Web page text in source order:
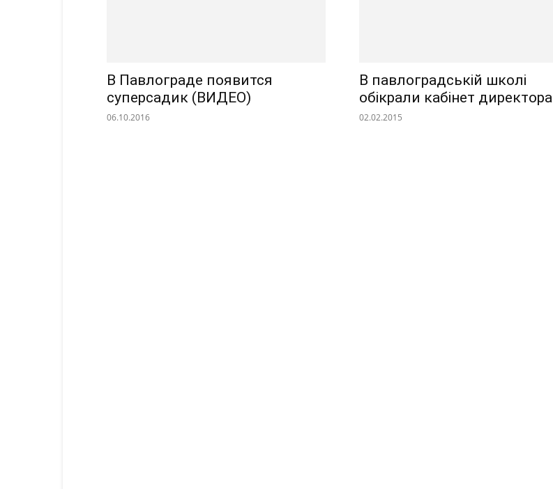
В Павлограде появится
суперсадик (ВИДЕО)
06.10.2016
В павлоградській школі
обікрали кабінет директора
02.02.2015